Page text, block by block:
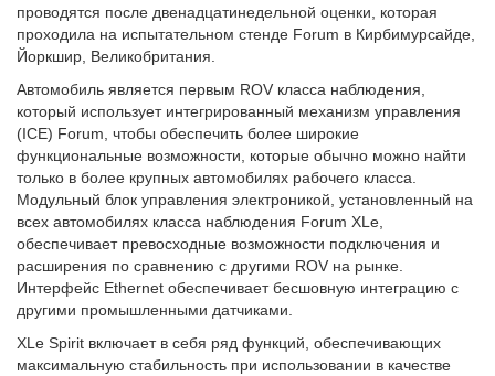
проводятся после двенадцатинедельной оценки, которая
проходила на испытательном стенде Forum в Кирбимурсайде,
Йоркшир, Великобритания.
Автомобиль является первым ROV класса наблюдения,
который использует интегрированный механизм управления
(ICE) Forum, чтобы обеспечить более широкие
функциональные возможности, которые обычно можно найти
только в более крупных автомобилях рабочего класса.
Модульный блок управления электроникой, установленный на
всех автомобилях класса наблюдения Forum XLe,
обеспечивает превосходные возможности подключения и
расширения по сравнению с другими ROV на рынке.
Интерфейс Ethernet обеспечивает бесшовную интеграцию с
другими промышленными датчиками.
XLe Spirit включает в себя ряд функций, обеспечивающих
максимальную стабильность при использовании в качестве